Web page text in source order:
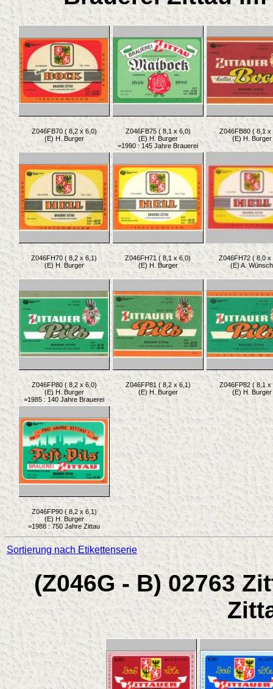
Z046FB70 ( 8,2 x 6,0)
(E) H. Burger
Z046FB75 ( 8,1 x 6,0)
(E) H. Burger
=1990 : 145 Jahre Brauerei
Z046FB80 ( 8,1 x
(E) H. Burger
Z046FH70 ( 8,2 x 6,1)
(E) H. Burger
Z046FH71 ( 8,1 x 6,0)
(E) H. Burger
Z046FH72 ( 8,0 x
(E) A. Wünsch
Z046FP80 ( 8,2 x 6,0)
(E) H. Burger
=1985 : 140 Jahre Brauerei
Z046FP81 ( 8,2 x 6,1)
(E) H. Burger
Z046FP82 ( 8,1 x
(E) H. Burger
Z046FP90 ( 8,2 x 6,1)
(E) H. Burger
=1988 : 750 Jahre Zittau
Sortierung nach Etikettenserie
(Z046G - B) 02763